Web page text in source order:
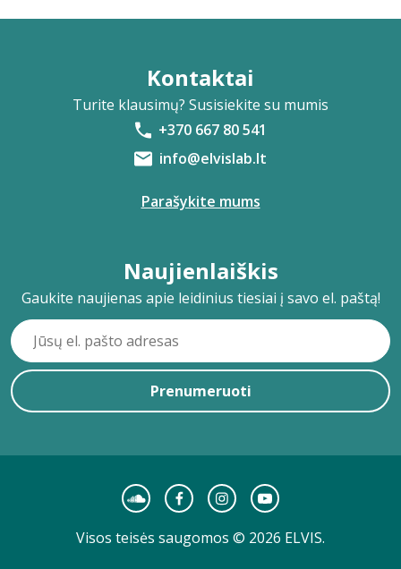
Kontaktai
Turite klausimų? Susisiekite su mumis
+370 667 80 541
info@elvislab.lt
Parašykite mums
Naujienlaiškis
Gaukite naujienas apie leidinius tiesiai į savo el. paštą!
Prenumeruoti
Visos teisės saugomos © 2026 ELVIS.